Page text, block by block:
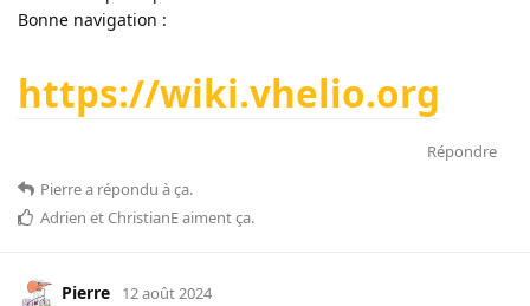
Bonne navigation :
https://wiki.vhelio.org
Répondre
Pierrea répondu à ça.
Adrien et ChristianEaiment ça.
Pierre 12 août 2024